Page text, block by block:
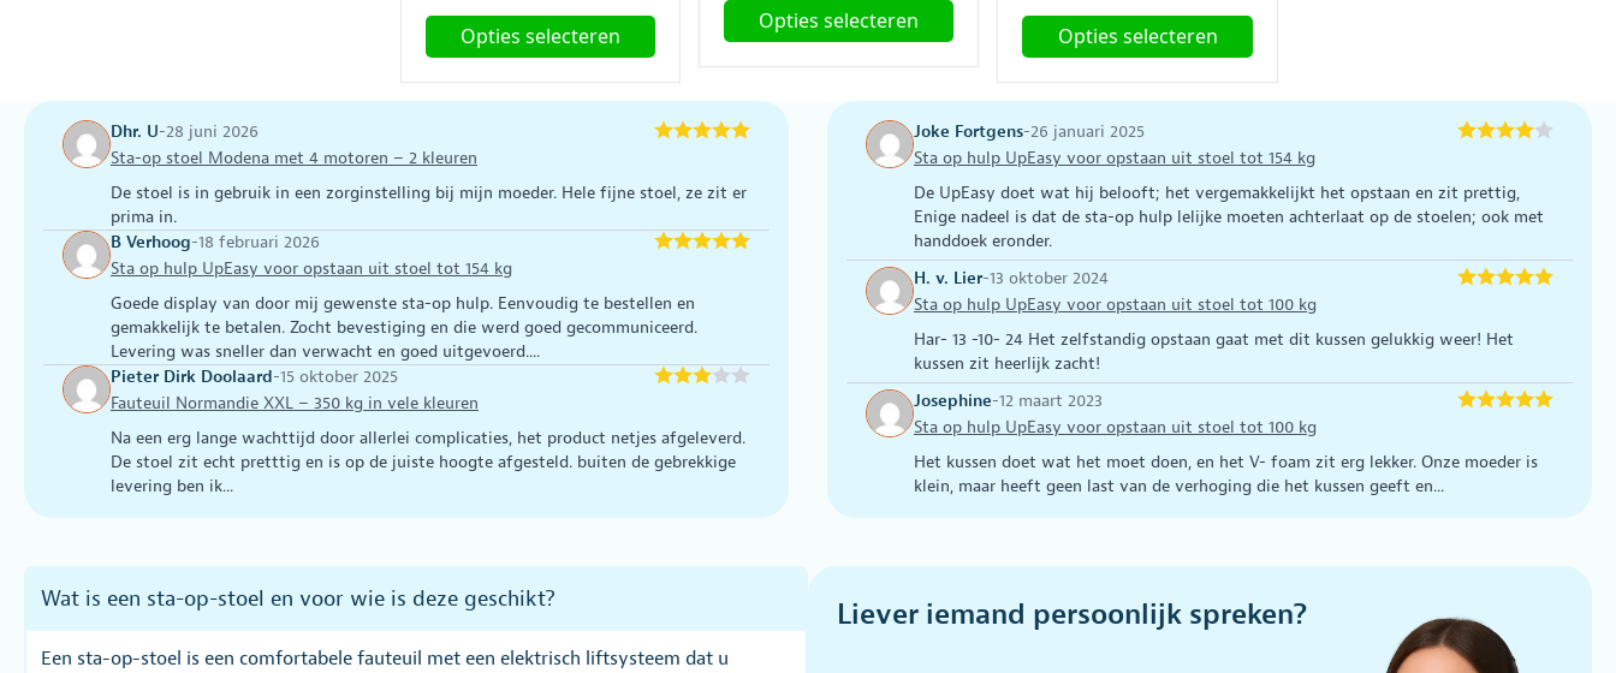
was:
€2.095,00.€1.825,00.
Opties selecteren
product
meerdere
variaties.
Deze
optie
kan
gekozen
worden
op
productpagina
was:
€1.995,00.
is:
€1.779,00.
Opties selecteren
meerdere
Deze
kan
de
productpagina
Opties selecteren
product
heeft
meerdere
variaties.
Deze
optie
kan
gekozen
worden
op
de
productpagina
Dhr. U-28 juni 2026
Sta-op stoel Modena met 4 motoren – 2 kleuren
De stoel is in gebruik in een zorginstelling bij mijn moeder. Hele fijne stoel, ze zit er
prima in.
B Verhoog-18 februari 2026
Sta op hulp UpEasy voor opstaan uit stoel tot 154 kg
Goede display van door mij gewenste sta-op hulp. Eenvoudig te bestellen en
gemakkelijk te betalen. Zocht bevestiging en die werd goed gecommuniceerd.
Levering was sneller dan verwacht en goed uitgevoerd....
Pieter Dirk Doolaard-15 oktober 2025
Fauteuil Normandie XXL – 350 kg in vele kleuren
Na een erg lange wachttijd door allerlei complicaties, het product netjes afgeleverd.
De stoel zit echt pretttig en is op de juiste hoogte afgesteld. buiten de gebrekkige
levering ben ik...
Joke Fortgens-26 januari 2025
Sta op hulp UpEasy voor opstaan uit stoel tot 154 kg
De UpEasy doet wat hij belooft; het vergemakkelijkt het opstaan en zit prettig,
Enige nadeel is dat de sta-op hulp lelijke moeten achterlaat op de stoelen; ook met
handdoek eronder.
H. v. Lier-13 oktober 2024
Sta op hulp UpEasy voor opstaan uit stoel tot 100 kg
Har- 13 -10- 24 Het zelfstandig opstaan gaat met dit kussen gelukkig weer! Het
kussen zit heerlijk zacht!
Josephine-12 maart 2023
Sta op hulp UpEasy voor opstaan uit stoel tot 100 kg
Het kussen doet wat het moet doen, en het V- foam zit erg lekker. Onze moeder is
klein, maar heeft geen last van de verhoging die het kussen geeft en...
Wat is een sta-op-stoel en voor wie is deze geschikt?
Een sta-op-stoel is een comfortabele fauteuil met een elektrisch liftsysteem dat u
Liever iemand persoonlijk spreken?